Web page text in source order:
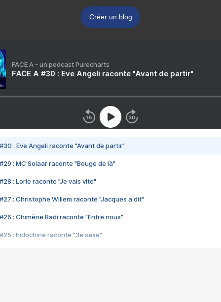
Créer un blog
FACE A - un podcast Purecharts
FACE A #30 : Eve Angeli raconte "Avant de partir"
#30 : Eve Angeli raconte "Avant de partir"
#29 : MC Solaar raconte "Bouge de là"
#28 : Lorie raconte "Je vais vite"
#27 : Christophe Willem raconte "Jacques a dit"
#26 : Chimène Badi raconte "Entre nous"
#25 : Indochine raconte "3e sexe"